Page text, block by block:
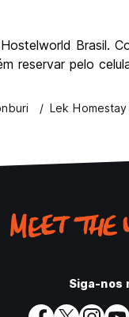
reservar pelo
Lek Homestay
Siga-nos